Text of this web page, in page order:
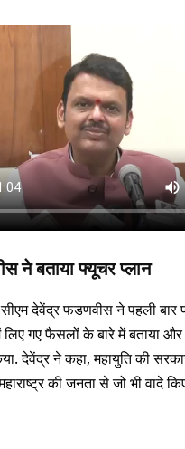
ने बताया फ्यूचर प्लान
सीएम देवेंद्र फडणवीस ने पहली
लिए गए फैसलों के बारे में बताया
देवेंद्र ने कहा, महायुति की
की जनता से जो भी वादे